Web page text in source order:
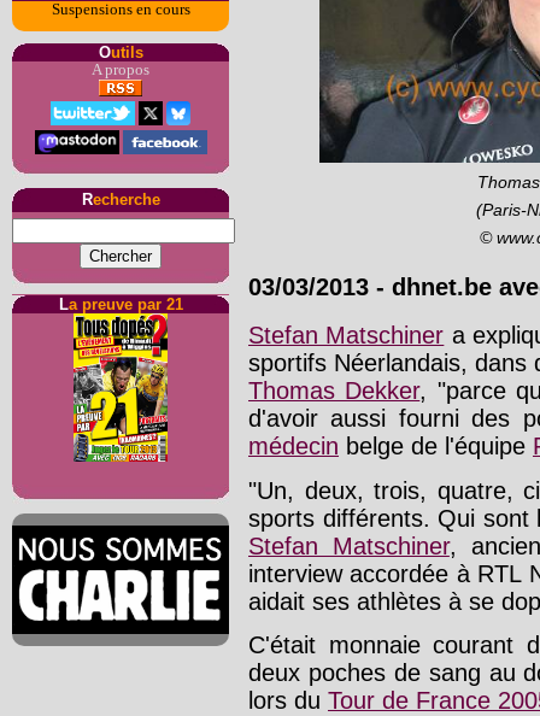
Suspensions en cours
Outils
A propos
Recherche
La preuve par 21
(Paris-
©
03/03/2013 - dhnet.be
Stefan Matschiner a
sportifs Néerlandais, dans
Thomas Dekker, "parce
d'avoir aussi fourni des
médecin belge de l'équipe
"Un, deux, trois, quatre,
sports différents. Qui sont
Stefan Matschiner,
interview accordée à RTL
aidait ses athlètes à se
C'était monnaie courant
deux poches de sang au
lors du Tour de France